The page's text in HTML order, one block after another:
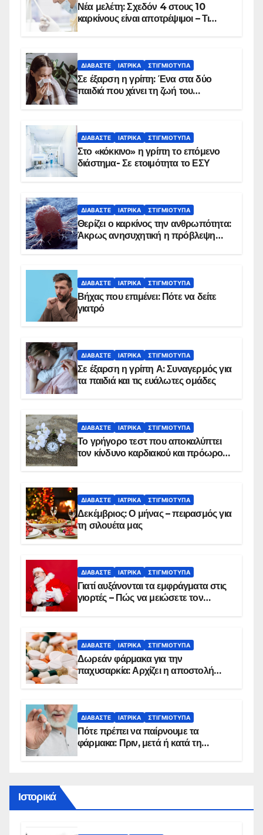
Νέα μελέτη: Σχεδόν 4 στους 10
καρκίνους είναι αποτρέψιμοι – Τι
ΔΙΑΒΆΣΤΕ ΙΑΤΡΙΚΆ ΣΤΙΓΜΙΌΤΥΠΑ
Σε έξαρση η γρίπη: Ένα στα δύο
παιδιά που χάνει τη ζωή του
ΔΙΑΒΆΣΤΕ ΙΑΤΡΙΚΆ ΣΤΙΓΜΙΌΤΥΠΑ
Στο «κόκκινο» η γρίπη το επόμενο
διάστημα- Σε ετοιμότητα το ΕΣΥ
ΔΙΑΒΆΣΤΕ ΙΑΤΡΙΚΆ ΣΤΙΓΜΙΌΤΥΠΑ
Θερίζει ο καρκίνος την ανθρωπότητα:
Άκρως ανησυχητική η πρόβλεψη…
ΔΙΑΒΆΣΤΕ ΙΑΤΡΙΚΆ ΣΤΙΓΜΙΌΤΥΠΑ
Βήχας που επιμένει: Πότε να δείτε
γιατρό
ΔΙΑΒΆΣΤΕ ΙΑΤΡΙΚΆ ΣΤΙΓΜΙΌΤΥΠΑ
Σε έξαρση η γρίπη Α: Συναγερμός για
τα παιδιά και τις ευάλωτες ομάδες
ΔΙΑΒΆΣΤΕ ΙΑΤΡΙΚΆ ΣΤΙΓΜΙΌΤΥΠΑ
Το γρήγορο τεστ που αποκαλύπτει
τον κίνδυνο καρδιακού και πρόωρου
ΔΙΑΒΆΣΤΕ ΙΑΤΡΙΚΆ ΣΤΙΓΜΙΌΤΥΠΑ
Δεκέμβριος: Ο μήνας – πειρασμός για
τη σιλουέτα μας
ΔΙΑΒΆΣΤΕ ΙΑΤΡΙΚΆ ΣΤΙΓΜΙΌΤΥΠΑ
Γιατί αυξάνονται τα εμφράγματα στις
γιορτές – Πώς να μειώσετε τον
ΔΙΑΒΆΣΤΕ ΙΑΤΡΙΚΆ ΣΤΙΓΜΙΌΤΥΠΑ
Δωρεάν φάρμακα για την
παχυσαρκία: Αρχίζει η αποστολή
ΔΙΑΒΆΣΤΕ ΙΑΤΡΙΚΆ ΣΤΙΓΜΙΌΤΥΠΑ
Πότε πρέπει να παίρνουμε τα
φάρμακα: Πριν, μετά ή κατά τη
Ιστορικά